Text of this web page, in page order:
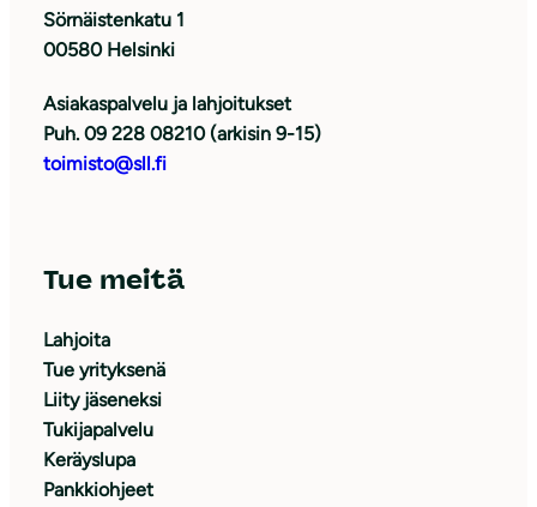
Sörnäistenkatu 1
00580 Helsinki
Asiakaspalvelu ja lahjoitukset
Puh. 09 228 08210 (arkisin 9-15)
toimisto@sll.fi
Tue meitä
Lahjoita
Tue yrityksenä
Liity jäseneksi
Tukijapalvelu
Keräyslupa
Pankkiohjeet